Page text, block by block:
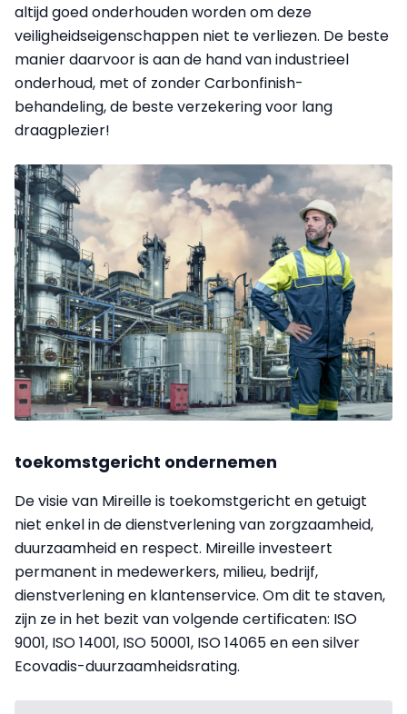
altijd goed onderhouden worden om deze
veiligheidseigenschappen niet te verliezen. De beste
manier daarvoor is aan de hand van industrieel
onderhoud, met of zonder Carbonfinish-
behandeling, de beste verzekering voor lang
draagplezier!
toekomstgericht ondernemen
De visie van Mireille is toekomstgericht en getuigt
niet enkel in de dienstverlening van zorgzaamheid,
duurzaamheid en respect. Mireille investeert
permanent in medewerkers, milieu, bedrijf,
dienstverlening en klantenservice. Om dit te staven,
zijn ze in het bezit van volgende certificaten: ISO
9001, ISO 14001, ISO 50001, ISO 14065 en een silver
Ecovadis-duurzaamheidsrating.